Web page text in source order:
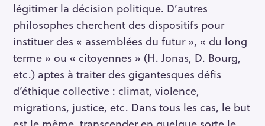
légitimer la décision politique. D’autres
philosophes cherchent des dispositifs pour
instituer des « assemblées du futur », « du long
terme » ou « citoyennes » (H. Jonas, D. Bourg,
etc.) aptes à traiter des gigantesques défis
d’éthique collective : climat, violence,
migrations, justice, etc. Dans tous les cas, le but